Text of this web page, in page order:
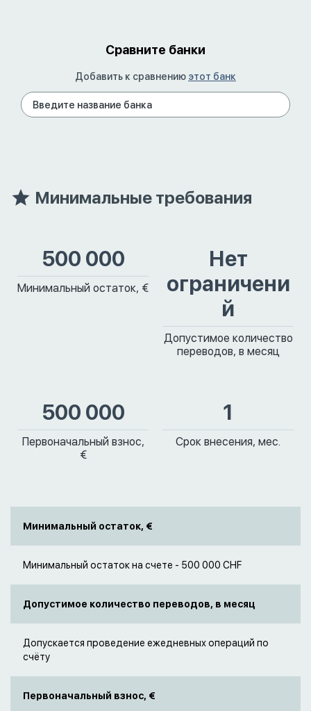
Сравните банки
Добавить к сравнению этот банк
Минимальные требования
500 000
Минимальный остаток, €
Нет
ограничени
й
Допустимое количество
переводов, в месяц
500 000
Первоначальный взнос,
€
1
Срок внесения, мес.
Минимальный остаток, €
Минимальный остаток на счете - 500 000 CHF
Допустимое количество переводов, в месяц
Допускается проведение ежедневных операций по
счёту
Первоначальный взнос, €